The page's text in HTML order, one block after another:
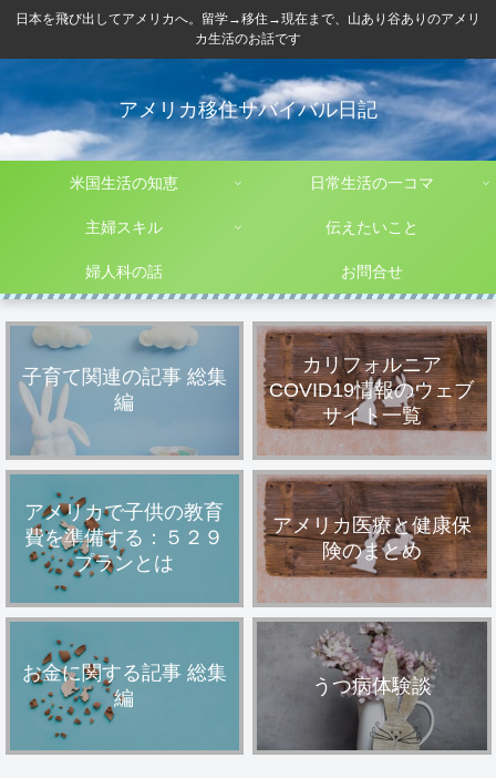
日本を飛び出してアメリカへ。留学→移住→現在まで、山あり谷ありのアメリ
カ生活のお話です
アメリカ移住サバイバル日記
米国生活の知恵 日常生活の一コマ
主婦スキル 伝えたいこと
婦人科の話 お問合せ
子育て関連の記事 総集
編
カリフォルニア
COVID19情報のウェブ
サイト一覧
アメリカで子供の教育
費を準備する：５２９
プランとは
アメリカ医療と健康保
険のまとめ
お金に関する記事 総集
編
うつ病体験談